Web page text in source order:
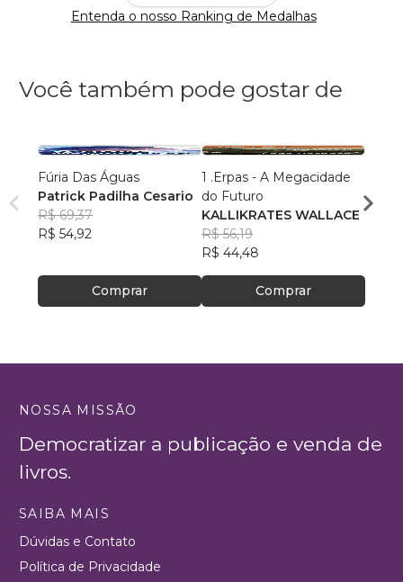
Entenda o nosso Ranking de Medalhas
Você também pode gostar de
Fúria Das Águas
Patrick Padilha Cesario
R$ 69,37
R$ 54,92
Comprar
1 .Erpas - A Megacidade
do Futuro
KALLIKRATES WALLACE
R$ 56,19
R$ 44,48
Comprar
R$
NOSSA MISSÃO
Democratizar a publicação e venda de
livros.
SAIBA MAIS
Dúvidas e Contato
Política de Privacidade